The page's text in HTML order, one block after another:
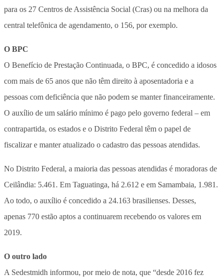
para os 27 Centros de Assistência Social (Cras) ou na melhora da
central telefônica de agendamento, o 156, por exemplo.
O BPC
O Benefício de Prestação Continuada, o BPC, é concedido a idosos
com mais de 65 anos que não têm direito à aposentadoria e a
pessoas com deficiência que não podem se manter financeiramente.
O auxílio de um salário mínimo é pago pelo governo federal – em
contrapartida, os estados e o Distrito Federal têm o papel de
fiscalizar e manter atualizado o cadastro das pessoas atendidas.
No Distrito Federal, a maioria das pessoas atendidas é moradoras de
Ceilândia: 5.461. Em Taguatinga, há 2.612 e em Samambaia, 1.981.
Ao todo, o auxílio é concedido a 24.163 brasilienses. Desses,
apenas 770 estão aptos a continuarem recebendo os valores em
2019.
O outro lado
A Sedestmidh informou, por meio de nota, que “desde 2016 fez